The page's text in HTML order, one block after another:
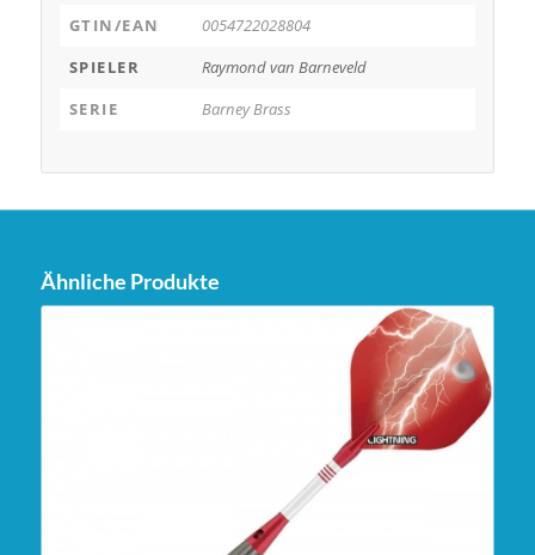
GTIN/EAN
0054722028804
SPIELER
Raymond van Barneveld
SERIE
Barney Brass
Ähnliche Produkte